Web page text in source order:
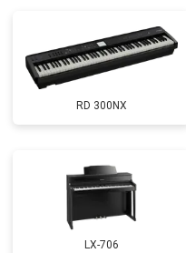
RD 300NX
LX-706